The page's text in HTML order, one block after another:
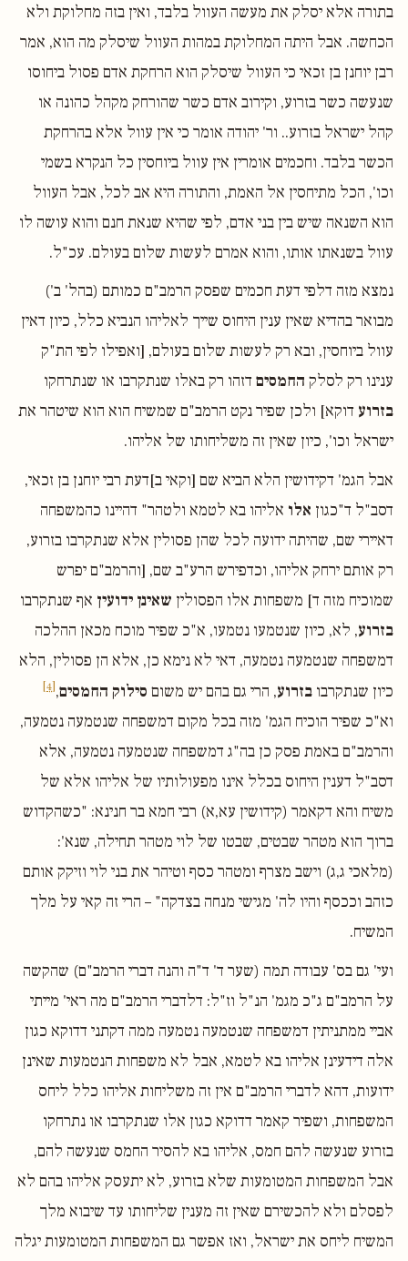
בתורה אלא יסלק את מעשה העוול בלבד, ואין בזה מחלוקת ולא
הכחשה. אבל היתה המחלוקת במהות העוול שיסלק מה הוא, אמר
רבן יוחנן בן זכאי כי העוול שיסלק הוא הרחקת אדם פסול ביחוסו
שנעשה כשר בזרוע, וקירוב אדם כשר שהורחק מקהל כהונה או
קהל ישראל בזרוע.. ור' יהודה אומר כי אין עוול אלא בהרחקת
הכשר בלבד. וחכמים אומרין אין עוול ביוחסין כל הנקרא בשמי
וכו', הכל מתיחסין אל האמת, והתורה היא אב לכל, אבל העוול
הוא השנאה שיש בין בני אדם, לפי שהיא שנאת חנם והוא עושה לו
עוול בשנאתו אותו, והוא אמרם לעשות שלום בעולם. עכ"ל.
נמצא מזה דלפי דעת חכמים שפסק הרמב"ם כמותם (בהל' ב')
מבואר בהדיא שאין ענין היחוס שייך לאליהו הנביא כלל, כיון דאין
עוול ביוחסין, ובא רק לעשות שלום בעולם, [ואפילו לפי הת"ק
ענינו רק לסלק החמסים דזהו רק באלו שנתקרבו או שנתרחקו
בזרוע דוקא] ולכן שפיר נקט הרמב"ם שמשיח הוא הוא שיטהר את
ישראל וכו', כיון שאין זה משליחותו של אליהו.
אבל הגמ' דקידושין הלא הביא שם [וקאי ב]דעת רבי יוחנן בן זכאי,
דסב"ל ד"כגון אלו אליהו בא לטמא ולטהר" דהיינו כהמשפחה
דאיירי שם, שהיתה ידועה לכל שהן פסולין אלא שנתקרבו בזרוע,
רק אותם ירחק אליהו, וכדפירש הרע"ב שם, [והרמב"ם יפרש
שמוכיח מזה ד] משפחות אלו הפסולין שאינן ידועין אף שנתקרבו
בזרוע, לא, כיון שנטמעו נטמעו, א"כ שפיר מוכח מכאן ההלכה
דמשפחה שנטמעה נטמעה, דאי לא נימא כן, אלא הן פסולין, הלא
כיון שנתקרבו בזרוע, הרי גם בהם יש משום סילוק החמסים,
[4]
וא"כ שפיר הוכיח הגמ' מזה בכל מקום דמשפחה שנטמעה נטמעה,
והרמב"ם באמת פסק כן בה"ג דמשפחה שנטמעה נטמעה, אלא
דסב"ל דענין היחוס בכלל אינו מפעולותיו של אליהו אלא של
משיח והא דקאמר (קידושין עא,א) רבי חמא בר חנינא: "כשהקדוש
ברוך הוא מטהר שבטים, שבטו של לוי מטהר תחילה, שנא':
(מלאכי ג,ג) וישב מצרף ומטהר כסף וטיהר את בני לוי וזיקק אותם
כזהב וככסף והיו לה' מגישי מנחה בצדקה" – הרי זה קאי על מלך
המשיח.
ועי' גם בס' עבודה תמה (שער ד' ד"ה והנה דברי הרמב"ם) שהקשה
על הרמב"ם ג"כ מגמ' הנ"ל וז"ל: דלדברי הרמב"ם מה ראי' מייתי
אביי ממתניתין דמשפחה שנטמעה נטמעה ממה דקתני דדוקא כגון
אלה דידעינן אליהו בא לטמא, אבל לא משפחות הנטמעות שאינן
ידועות, דהא לדברי הרמב"ם אין זה משליחות אליהו כלל ליחס
המשפחות, ושפיר קאמר דדוקא כגון אלו שנתקרבו או נתרחקו
בזרוע שנעשה להם חמס, אליהו בא להסיר החמס שנעשה להם,
אבל המשפחות המטומעות שלא בזרוע, לא יתעסק אליהו בהם לא
לפסלם ולא להכשירם שאין זה מענין שליחותו עד שיבוא מלך
המשיח ליחס את ישראל, ואז אפשר גם המשפחות המטומעות יגלה